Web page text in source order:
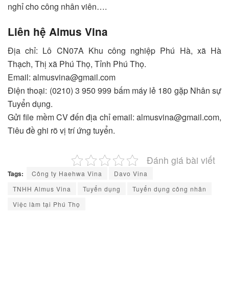
nghỉ cho công nhân viên….
Liên hệ Almus Vina
Địa chỉ: Lô CN07A Khu công nghiệp Phú Hà, xã Hà
Thạch, Thị xã Phú Thọ, Tỉnh Phú Thọ.
Email: almusvina@gmail.com
Điện thoại: (0210) 3 950 999 bấm máy lẻ 180 gặp Nhân sự
Tuyển dụng.
Gửi file mềm CV đến địa chỉ email: almusvina@gmail.com,
Tiêu đề ghi rõ vị trí ứng tuyển.
Đánh giá bài viết
Tags: Công ty Haehwa Vina
Davo Vina
TNHH Almus Vina
Tuyển dụng
Tuyển dụng công nhân
Việc làm tại Phú Thọ